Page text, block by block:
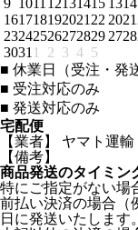
9 1011 12131415
161718192021 22
23242526272829
3031 1 2 3 4 5
1314
2021
2728
■ 休業日（受注・発
■ 受注対応のみ
■ 発送対応のみ
宅配便
【業者】 ヤマト運輸
【備考】
商品発送のタイミン
特にご指定がない場
前払い決済の場合
日に発送いたします。